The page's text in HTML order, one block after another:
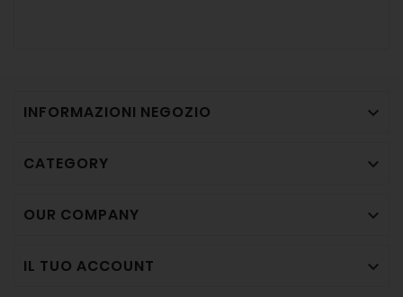
INFORMAZIONI NEGOZIO 
CATEGORY 
OUR COMPANY 
IL TUO ACCOUNT 